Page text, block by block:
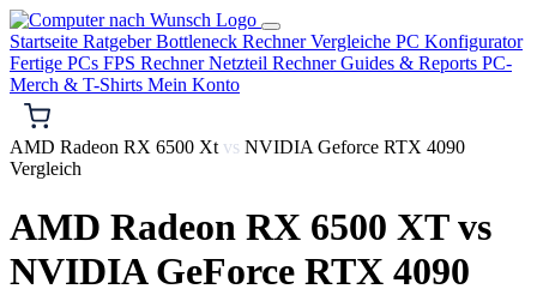
Startseite RatgeberBottleneck RechnerVergleiche PC Konfigurator
Fertige PCs FPS RechnerNetzteil RechnerGuides & Reports PC-
Merch & T-Shirts Mein Konto
AMD Radeon RX 6500 Xt vs NVIDIA Geforce RTX 4090
Vergleich
AMD Radeon RX 6500 XTvs
NVIDIA GeForce RTX 4090